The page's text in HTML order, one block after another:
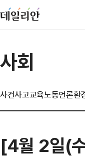
사회
사건사고교육노동언론환
[4월 2일(